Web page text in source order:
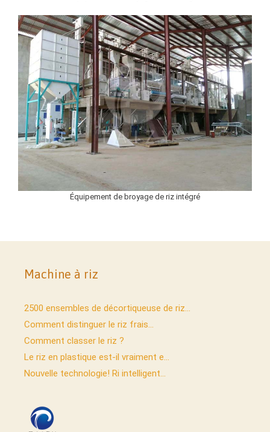
Équipement de broyage de riz intégré
Machine à riz
2500 ensembles de décortiqueuse de riz...
Comment distinguer le riz frais...
Comment classer le riz ?
Le riz en plastique est-il vraiment e...
Nouvelle technologie! Ri intelligent...